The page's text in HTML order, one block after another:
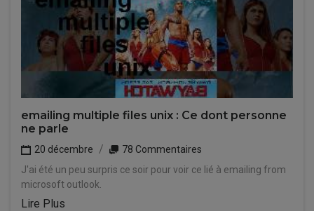
emailing multiple files unix : Ce dont personne
ne parle
20 décembre
78 Commentaires
J'ai été un peu surpris ce soir pour voir ce lié à emailing from
microsoft outlook.
Lire Plus